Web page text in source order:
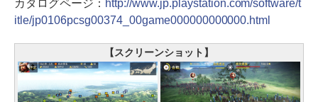
カタログページ： http://www.jp.playstation.com/software/t
itle/jp0106pcsg00374_00game000000000000.html
【スクリーンショット】